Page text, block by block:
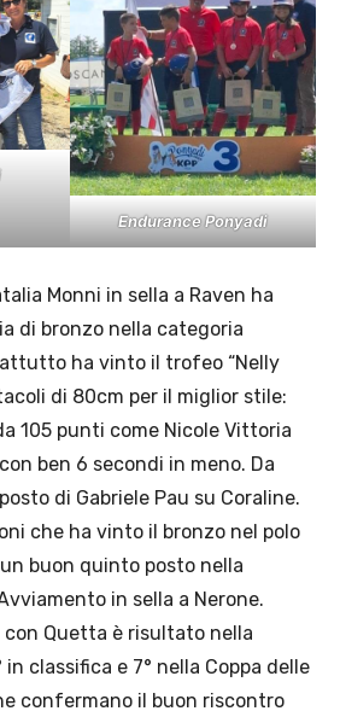
Endurance Ponyadi
Monni in sella a Raven ha
di bronzo nella categoria
ha vinto il trofeo “Nelly
di 80cm per il miglior stile:
105 punti come Nicole Vittoria
ben 6 secondi in meno. Da
di Gabriele Pau su Coraline.
che ha vinto il bronzo nel polo
buon quinto posto nella
in sella a Nerone.
con Quetta è risultato nella
classifica e 7° nella Coppa delle
confermano il buon riscontro